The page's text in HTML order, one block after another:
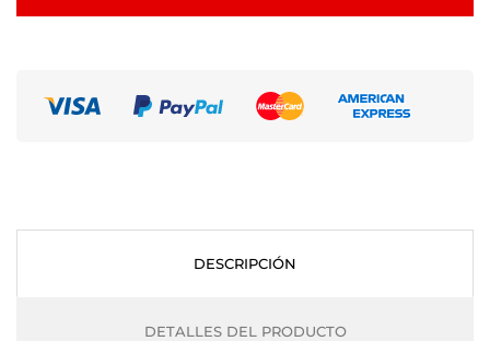
DESCRIPCIÓN
DETALLES DEL PRODUCTO